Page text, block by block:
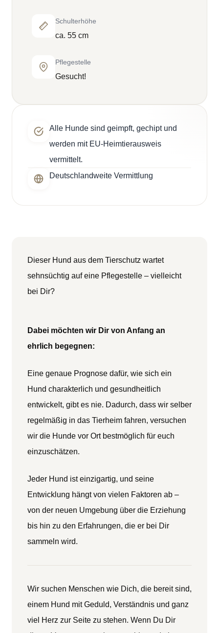
Schulterhöhe
ca. 55 cm
Pflegestelle
Gesucht!
Alle Hunde sind geimpft, gechipt und
werden mit EU-Heimtierausweis
vermittelt.
Deutschlandweite Vermittlung
Dieser Hund aus dem Tierschutz wartet
sehnsüchtig auf eine Pflegestelle – vielleicht
bei Dir?
Dabei möchten wir Dir von Anfang an
ehrlich begegnen:
Eine genaue Prognose dafür, wie sich ein
Hund charakterlich und gesundheitlich
entwickelt, gibt es nie. Dadurch, dass wir selber
regelmäßig in das Tierheim fahren, versuchen
wir die Hunde vor Ort bestmöglich für euch
einzuschätzen.
Jeder Hund ist einzigartig, und seine
Entwicklung hängt von vielen Faktoren ab –
von der neuen Umgebung über die Erziehung
bis hin zu den Erfahrungen, die er bei Dir
sammeln wird.
Wir suchen Menschen wie Dich, die bereit sind,
einem Hund mit Geduld, Verständnis und ganz
viel Herz zur Seite zu stehen. Wenn Du Dir